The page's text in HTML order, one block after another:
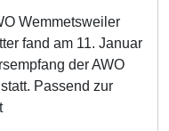
Wemmetsweiler
fand am 11. Januar
der AWO
Passend zur